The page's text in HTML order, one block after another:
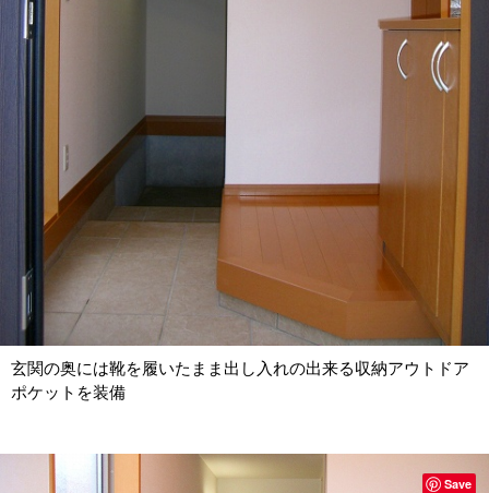
玄関の奥には靴を履いたまま出し入れの出来る収納アウトドア
ポケットを装備
Save